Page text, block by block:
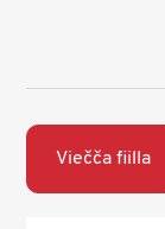
Viečča fiilla